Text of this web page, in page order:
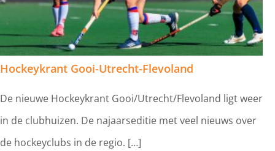
Hockeykrant Gooi-Utrecht-Flevoland
De nieuwe Hockeykrant Gooi/Utrecht/Flevoland ligt weer
in de clubhuizen. De najaarseditie met veel nieuws over
de hockeyclubs in de regio. […]